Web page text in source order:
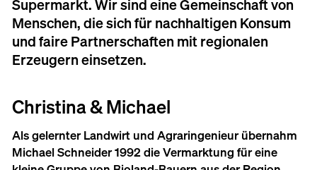
Supermarkt. Wir sind eine Gemeinschaft von
Menschen, die sich für nachhaltigen Konsum
und faire Partnerschaften mit regionalen
Erzeugern einsetzen.
Christina & Michael
Als gelernter Landwirt und Agraringenieur übernahm
Michael Schneider 1992 die Vermarktung für eine